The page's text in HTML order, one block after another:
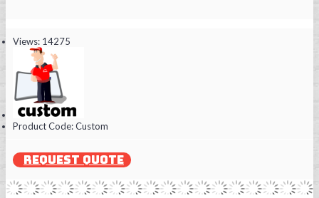
Views: 14275
Product Code:Custom
REQUEST QUOTE